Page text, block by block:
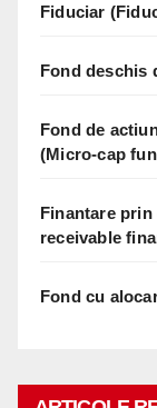
Fiduciar
Fond deschis
Fond de
(Micro-cap
Finantare
receivable
Fond cu